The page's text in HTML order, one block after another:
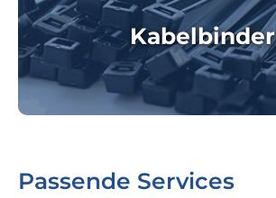
Kabelbinder
Passende Services